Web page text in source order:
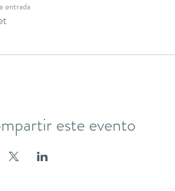
entrada
este evento